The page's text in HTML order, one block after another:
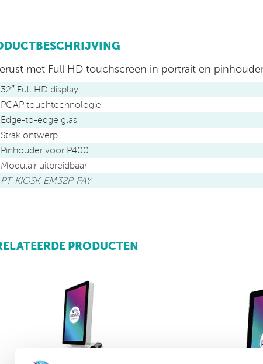
met Full HD touchscreen in portrait en
32″ Full HD display
PCAP touchtechnologie
Edge-to-edge glas
Strak ontwerp
Pinhouder voor P400
Modulair uitbreidbaar
PT-KIOSK-EM32P-PAY
PRODUCTEN